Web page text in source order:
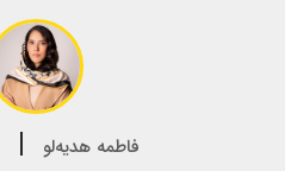
فاطمه هدیه‌لو |